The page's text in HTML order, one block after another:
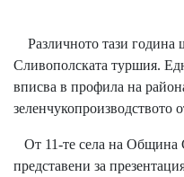
Различното тази година
Сливополската туршия.
вписва в профила на
зеленчукопроизводството
От 11-те села на Община
представени за